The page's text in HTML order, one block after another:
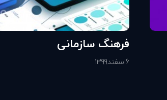
فرهنگ سازمانی
6اسفند1399